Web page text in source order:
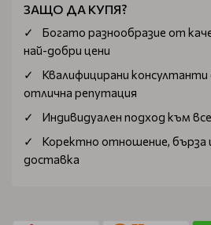
ЗАЩО ДА КУПЯ?
Богатo разнообразие от
най-добри цени
Квалифицирани
отлична репутация
Индивидуален подход към
Коректно отношение, бърза
доставка